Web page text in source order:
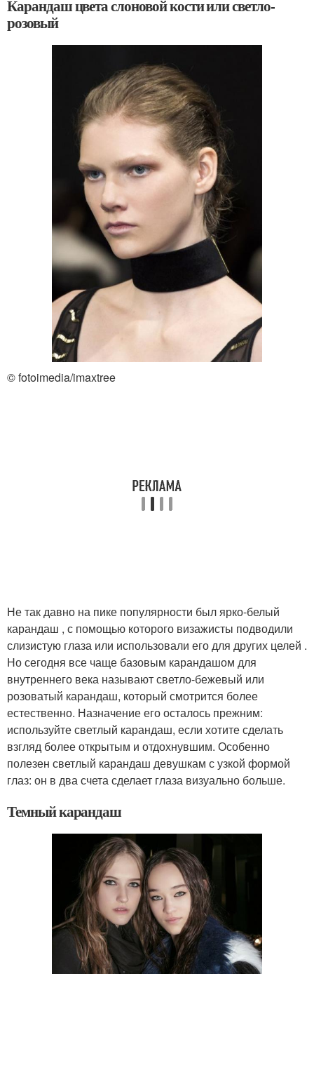
Карандаш цвета слоновой кости или светло-
розовый
© fotoimedia/imaxtree
Не так давно на пике популярности был ярко-белый
карандаш , с помощью которого визажисты подводили
слизистую глаза или использовали его для других целей .
Но сегодня все чаще базовым карандашом для
внутреннего века называют светло-бежевый или
розоватый карандаш, который смотрится более
естественно. Назначение его осталось прежним:
используйте светлый карандаш, если хотите сделать
взгляд более открытым и отдохнувшим. Особенно
полезен светлый карандаш девушкам с узкой формой
глаз: он в два счета сделает глаза визуально больше.
Темный карандаш